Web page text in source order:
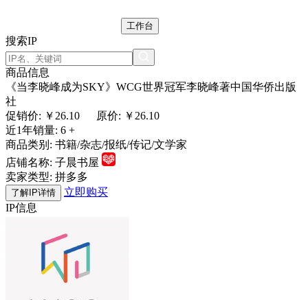
工作台
搜索IP
商品信息
《当李晓峰成为SKY》WCG世界冠军李晓峰著中国华侨出版
社
促销价: ￥ 26.10
原价: ￥26.10
近1年销量: 6 +
商品类别: 书籍/杂志/报纸/传记/文学家
店铺名称: 子晨书屋
卖家类型: 拼多多
了解IP详情
立即购买
IP信息